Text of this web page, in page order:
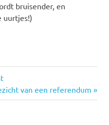
bruisender, en
uurtjes!)
van een referendum